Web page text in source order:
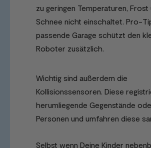
zu geringen Temperaturen, Frost
Schnee nicht einschaltet. Pro-
passende Garage schützt den
Roboter zusätzlich.
Wichtig sind außerdem die
Kollisionssensoren. Diese
herumliegende Gegenstände
Personen und umfahren diese
Selbst wenn Deine Kinder